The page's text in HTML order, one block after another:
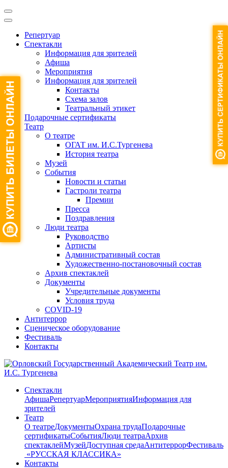
Репертуар
Спектакли
Информация для зрителей
Афиша
Мероприятия
Информация для зрителей
Контакты
Схема залов
Театральный этикет
Подарочные сертификаты
Театр
О театре
ОГАТ им. И.С.Тургенева
История театра
Музей
События
Новости и статьи
Гастроли театра
Премии
Пресса
Поздравления
Люди театра
Руководство
Артисты
Административный состав
Художественно-постановочный состав
Архив спектаклей
Документы
Учредительные документы
Условия труда
COVID-19
Антитеррор
Сценическое оборудование
Фестиваль
Контакты
Спектакли
АфишаРепертуарМероприятияИнформация для
зрителей
Театр
О театреДокументыОхрана трудаПодарочные
сертификатыСобытияЛюди театраАрхив
спектаклейМузейДоступная средаАнтитеррорФестиваль
​ «РУССКАЯ КЛАССИКА»
Контакты